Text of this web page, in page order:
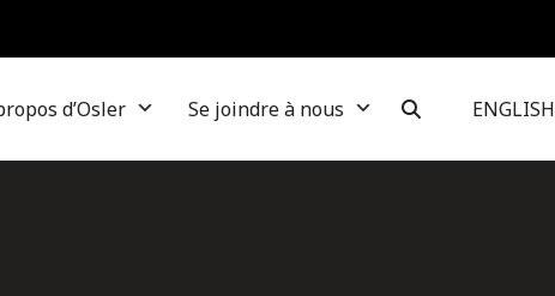
d’Osler Se joindre à nous ENGLISH